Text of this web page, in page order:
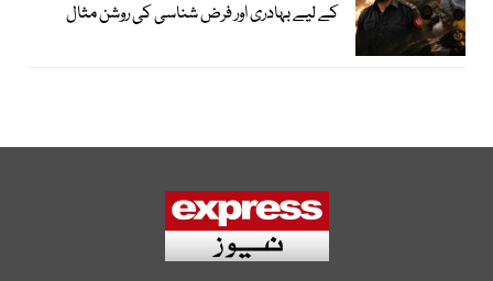
کے لیے بہادری اور فرض شناسی کی روشن مثال